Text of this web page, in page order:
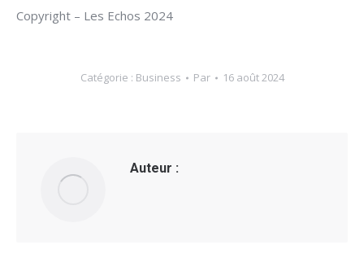
Copyright – Les Echos 2024
Catégorie : Business Par 16 août 2024
Auteur :